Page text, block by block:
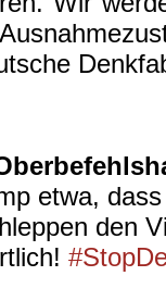
etwa,
den